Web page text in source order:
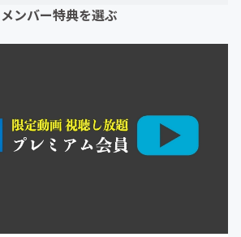
メンバー特典を選ぶ